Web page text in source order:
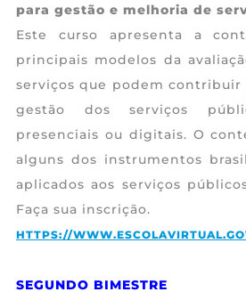
para gestão e melhoria de
Este curso apresenta a
principais modelos da
serviços que podem contribuir
gestão dos serviços
presenciais ou digitais. O
alguns dos instrumentos
aplicados aos serviços
Faça sua inscrição.
HTTPS://
SEGUNDO BIMESTRE